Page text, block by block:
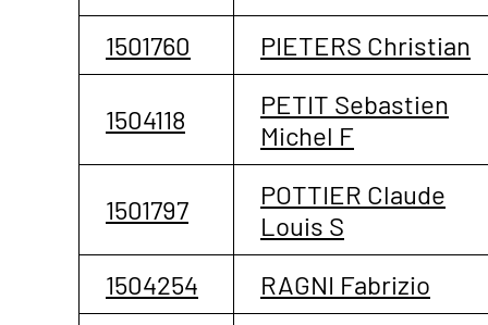
1501760 PIETERS Christian
1504118
PETIT Sebastien
Michel F
1501797
POTTIER Claude
Louis S
1504254
RAGNI Fabrizio